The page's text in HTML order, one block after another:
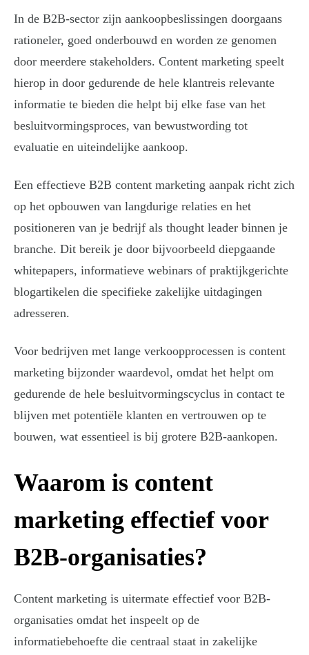
In de B2B-sector zijn aankoopbeslissingen doorgaans
rationeler, goed onderbouwd en worden ze genomen
door meerdere stakeholders. Content marketing speelt
hierop in door gedurende de hele klantreis relevante
informatie te bieden die helpt bij elke fase van het
besluitvormingsproces, van bewustwording tot
evaluatie en uiteindelijke aankoop.
Een effectieve B2B content marketing aanpak richt zich
op het opbouwen van langdurige relaties en het
positioneren van je bedrijf als thought leader binnen je
branche. Dit bereik je door bijvoorbeeld diepgaande
whitepapers, informatieve webinars of praktijkgerichte
blogartikelen die specifieke zakelijke uitdagingen
adresseren.
Voor bedrijven met lange verkoopprocessen is content
marketing bijzonder waardevol, omdat het helpt om
gedurende de hele besluitvormingscyclus in contact te
blijven met potentiële klanten en vertrouwen op te
bouwen, wat essentieel is bij grotere B2B-aankopen.
Waarom is content
marketing effectief voor
B2B-organisaties?
Content marketing is uitermate effectief voor B2B-
organisaties omdat het inspeelt op de
informatiebehoefte die centraal staat in zakelijke